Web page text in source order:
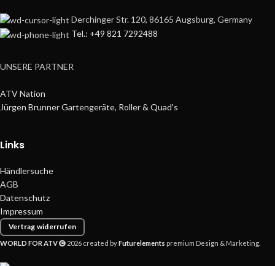
Derchinger Str. 120, 86165 Augsburg, Germany
Tel.: +49 821 7292488
UNSERE PARTNER
ATV Nation
Jürgen Brunner Gartengeräte, Roller & Quad's
Links
Händlersuche
AGB
Datenschutz
Impressum
Vertrag widerrufen
WORLD FOR ATV 2026 created byFuturelements premium Design & Marketing.